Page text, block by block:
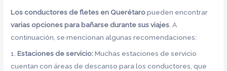
Los conductores de fletes en Querétaropueden encontrar
varias opciones para bañarse durante sus viajes. A
continuación, se mencionan algunas recomendaciones:
1.Estaciones de servicio:Muchas estaciones de servicio
cuentan con áreas de descanso para los conductores, que